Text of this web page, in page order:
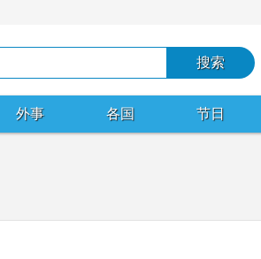
外事 各国 节日